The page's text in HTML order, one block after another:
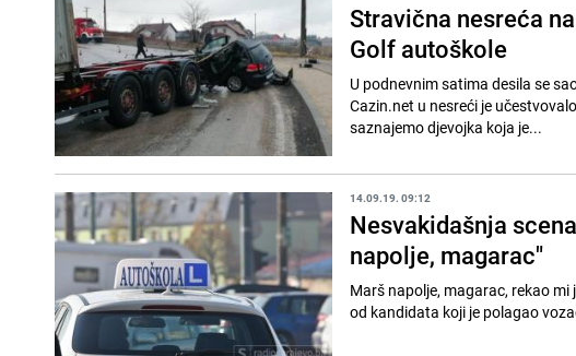
Stravična nesreća
Golf autoškole
U podnevnim satima desila se
Cazin.net u nesreći je učestvovalo
saznajemo djevojka koja je...
14.09.19. 09:12
Nesvakidašnja
napolje, magarac"
Marš napolje, magarac, rekao
od kandidata koji je polagao